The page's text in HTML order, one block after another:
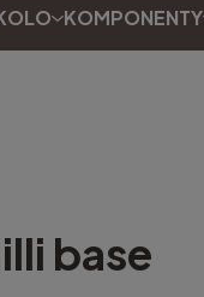
KOMPONENTY
base